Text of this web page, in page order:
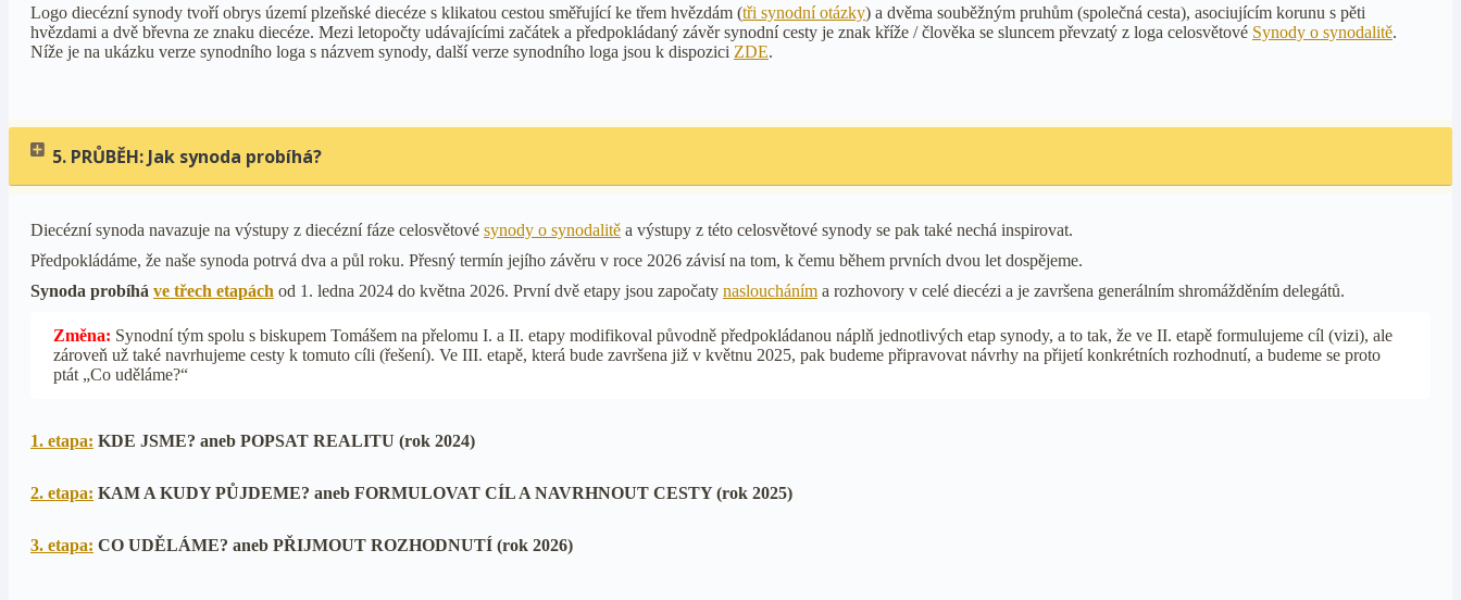
Logo diecézní synody tvoří obrys území plzeňské diecéze s klikatou cestou směřující ke třem hvězdám (tři synodní otázky) a dvěma souběžným pruhům (společná cesta), asociujícím korunu s pěti
hvězdami a dvě břevna ze znaku diecéze. Mezi letopočty udávajícími začátek a předpokládaný závěr synodní cesty je znak kříže / člověka se sluncem převzatý z loga celosvětové Synody o synodalitě.
Níže je na ukázku verze synodního loga s názvem synody, další verze synodního loga jsou k dispozici ZDE.
5. PRŮBĚH: Jak synoda probíhá?
Diecézní synoda navazuje na výstupy z diecézní fáze celosvětové synody o synodalitě a výstupy z této celosvětové synody se pak také nechá inspirovat.
Předpokládáme, že naše synoda potrvá dva a půl roku. Přesný termín jejího závěru v roce 2026 závisí na tom, k čemu během prvních dvou let dospějeme.
Synoda probíhá ve třech etapách od 1. ledna 2024 do května 2026. První dvě etapy jsou započaty nasloucháním a rozhovory v celé diecézi a je završena generálním shromážděním delegátů.
Změna: Synodní tým spolu s biskupem Tomášem na přelomu I. a II. etapy modifikoval původně předpokládanou náplň jednotlivých etap synody, a to tak, že ve II. etapě formulujeme cíl (vizi), ale
zároveň už také navrhujeme cesty k tomuto cíli (řešení). Ve III. etapě, která bude završena již v květnu 2025, pak budeme připravovat návrhy na přijetí konkrétních rozhodnutí, a budeme se proto
ptát „Co uděláme?“
1. etapa: KDE JSME? aneb POPSAT REALITU (rok 2024)
2. etapa: KAM A KUDY PŮJDEME? aneb FORMULOVAT CÍL A NAVRHNOUT CESTY (rok 2025)
3. etapa: CO UDĚLÁME? aneb PŘIJMOUT ROZHODNUTÍ (rok 2026)